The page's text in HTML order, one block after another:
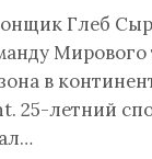
Глеб
Мирового
в
25-летний